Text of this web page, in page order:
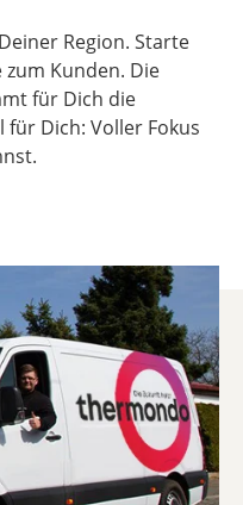
Region. Starte
zum Kunden. Die
für Dich die
Dich: Voller Fokus